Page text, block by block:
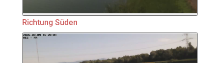
Richtung Süden